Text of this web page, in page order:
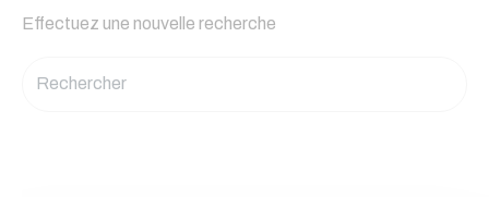
Effectuez une nouvelle recherche